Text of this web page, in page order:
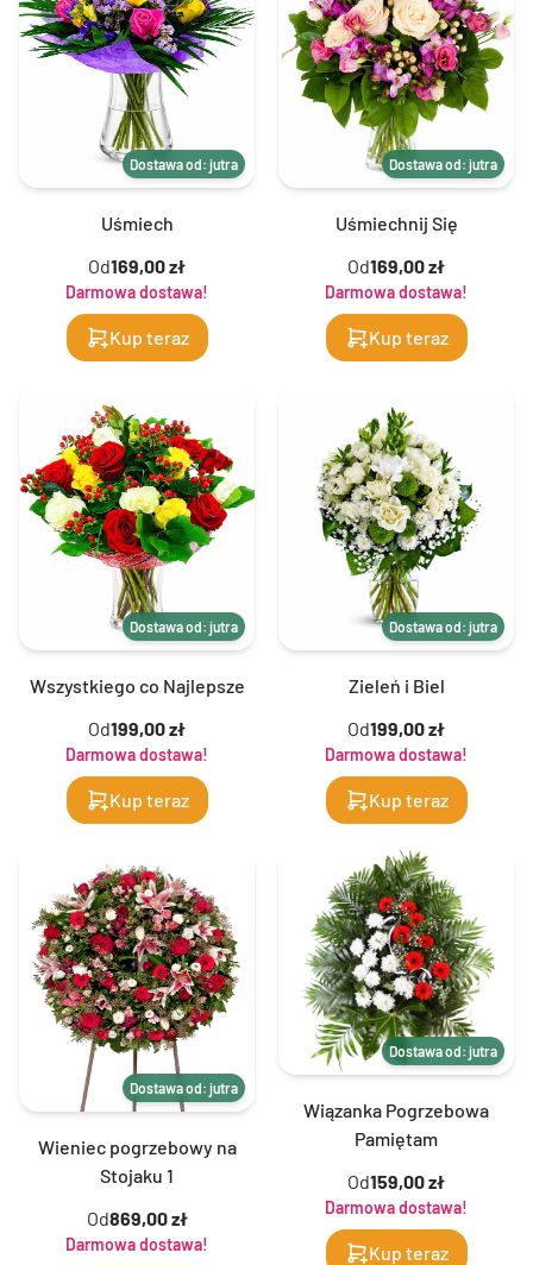
Dostawa od: jutra
Uśmiech
Od169,00 zł
Darmowa dostawa!
Kup teraz
Dostawa od: jutra
Uśmiechnij Się
Od169,00 zł
Darmowa dostawa!
Kup teraz
Dostawa od: jutra
Wszystkiego co Najlepsze
Od199,00 zł
Darmowa dostawa!
Kup teraz
Dostawa od: jutra
Zieleń i Biel
Od199,00 zł
Darmowa dostawa!
Kup teraz
Dostawa od: jutra
Wieniec pogrzebowy na
Stojaku 1
Od869,00 zł
Darmowa dostawa!
Dostawa od: jutra
Wiązanka Pogrzebowa
Pamiętam
Od159,00 zł
Darmowa dostawa!
Kup teraz